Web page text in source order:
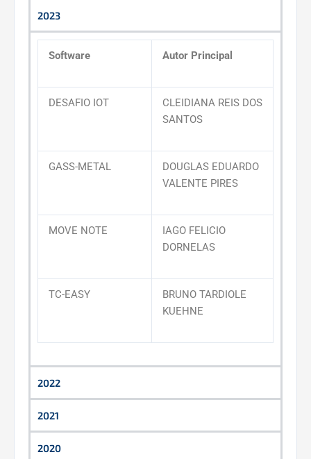
2023
Software Autor Principal
DESAFIO IOT
CLEIDIANA REIS DOS
SANTOS
GASS-METAL
DOUGLAS EDUARDO
VALENTE PIRES
MOVE NOTE
IAGO FELICIO
DORNELAS
TC-EASY
BRUNO TARDIOLE
KUEHNE
2022
2021
2020